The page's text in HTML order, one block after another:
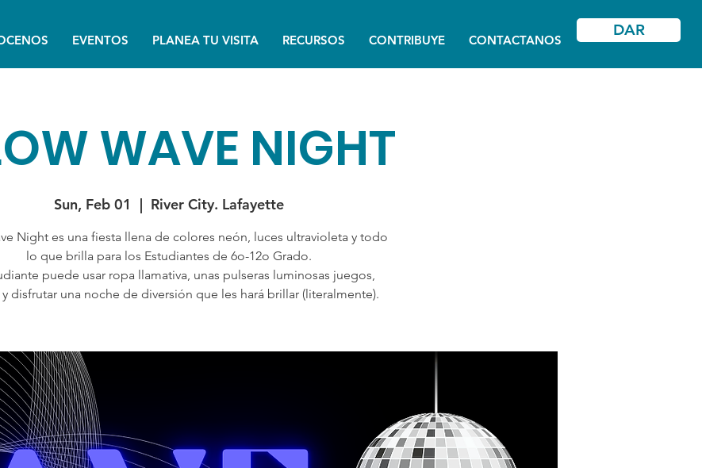
EVENTOS PLANEA TU VISITA RECURSOS CONTRIBUYE CONTACTANOS
DAR
WAVE NIGHT
Sun, Feb 01
  |
River City. Lafayette
Night es una fiesta llena de colores neón, luces ultravioleta y todo
lo que brilla para los Estudiantes de 6o-12o Grado.
puede usar ropa llamativa, unas pulseras luminosas juegos,
y disfrutar una noche de diversión que les hará brillar (literalmente).